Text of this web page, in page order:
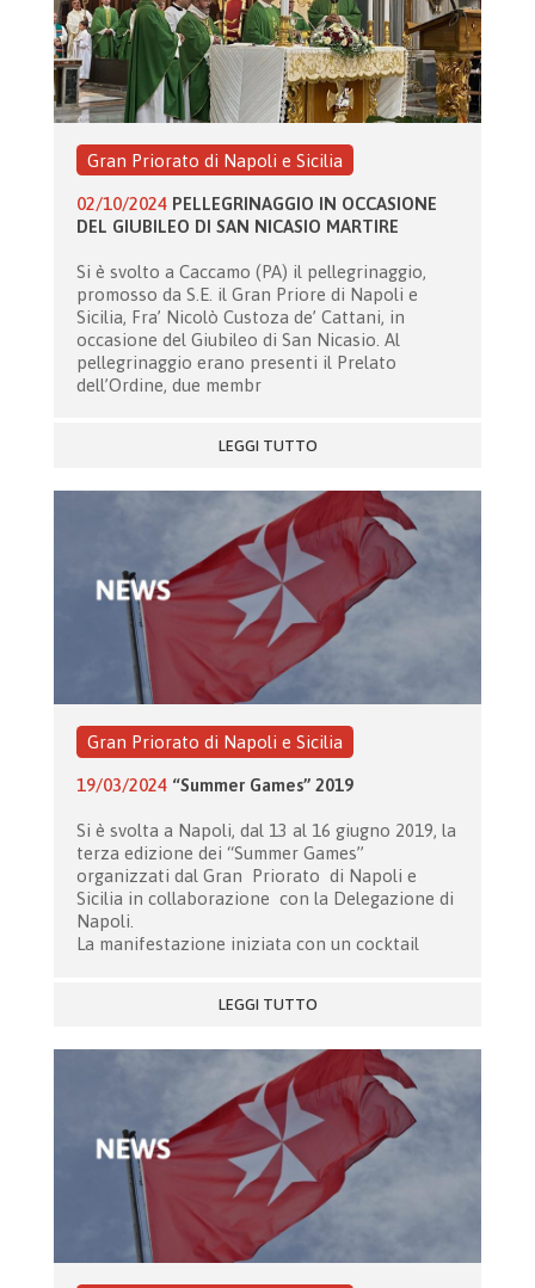
Gran Priorato di Napoli e Sicilia
02/10/2024 PELLEGRINAGGIO IN OCCASIONE
DEL GIUBILEO DI SAN NICASIO MARTIRE
Si è svolto a Caccamo (PA) il pellegrinaggio,
promosso da S.E. il Gran Priore di Napoli e
Sicilia, Fra’ Nicolò Custoza de’ Cattani, in
occasione del Giubileo di San Nicasio. Al
pellegrinaggio erano presenti il Prelato
dell’Ordine, due membr
LEGGI TUTTO
Gran Priorato di Napoli e Sicilia
19/03/2024 “Summer Games” 2019
Si è svolta a Napoli, dal 13 al 16 giugno 2019, la
terza edizione dei “Summer Games”
organizzati dal Gran Priorato di Napoli e
Sicilia in collaborazione con la Delegazione di
Napoli.
La manifestazione iniziata con un cocktail
LEGGI TUTTO